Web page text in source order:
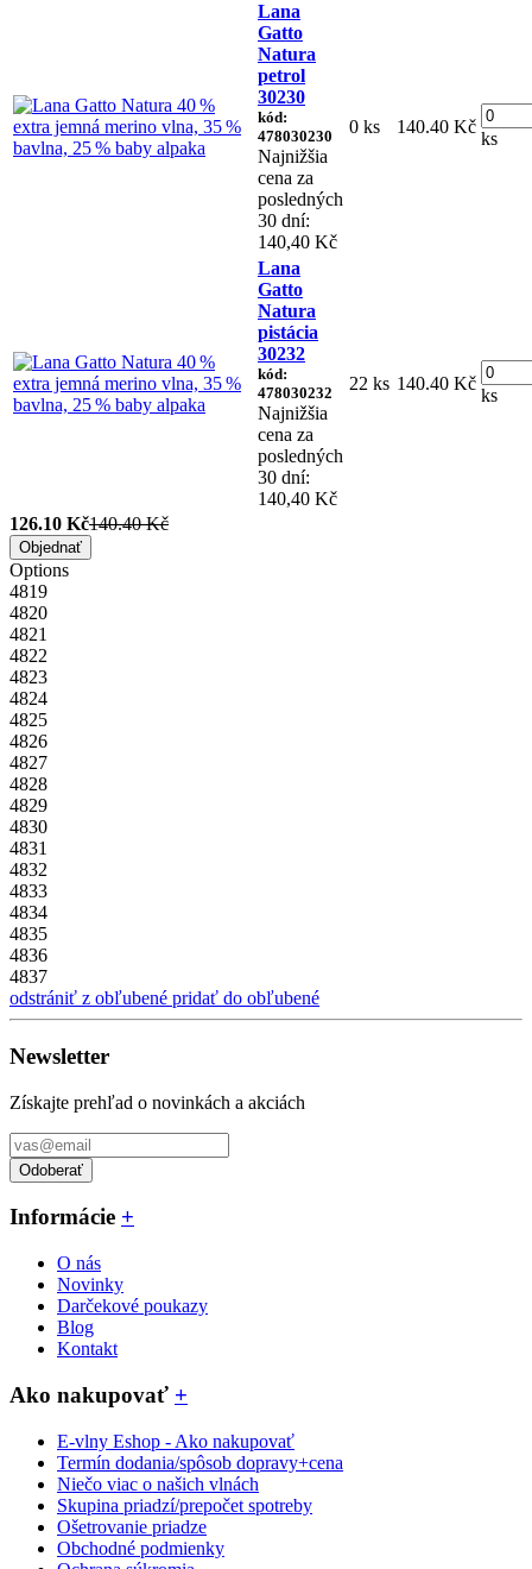
Lana
Gatto
Natura
petrol
30230
kód:
478030230
Najnižšia
cena za
posledných
30 dní:
140,40 Kč
0 ks 140.40 Kč
ks
Lana
Gatto
Natura
pistácia
30232
kód:
478030232
Najnižšia
cena za
posledných
30 dní:
140,40 Kč
22 ks 140.40 Kč
ks
126.10 Kč140.40 Kč
Objednať
Options
4819
4820
4821
4822
4823
4824
4825
4826
4827
4828
4829
4830
4831
4832
4833
4834
4835
4836
4837
odstrániť z obľubené pridať do obľubené
Newsletter
Získajte prehľad o novinkách a akciách
Odoberať
Informácie +
O nás
Novinky
Darčekové poukazy
Blog
Kontakt
Ako nakupovať +
E-vlny Eshop - Ako nakupovať
Termín dodania/spôsob dopravy+cena
Niečo viac o našich vlnách
Skupina priadzí/prepočet spotreby
Ošetrovanie priadze
Obchodné podmienky